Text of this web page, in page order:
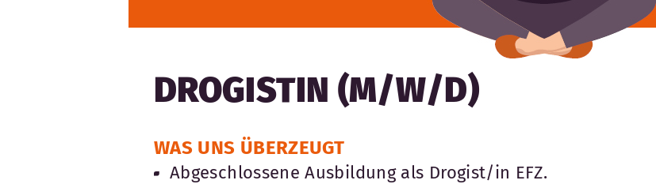
DROGISTIN (M/W/D)
WAS UNS ÜBERZEUGT
Abgeschlossene Ausbildung als Drogist/in EFZ.